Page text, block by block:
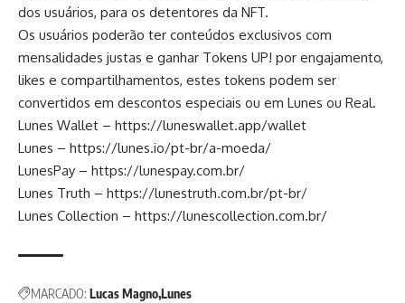
dos usuários, para os detentores da NFT.
Os usuários poderão ter conteúdos exclusivos com
mensalidades justas e ganhar Tokens UP! por engajamento,
likes e compartilhamentos, estes tokens podem ser
convertidos em descontos especiais ou em Lunes ou Real.
Lunes Wallet – https://luneswallet.app/wallet
Lunes – https://lunes.io/pt-br/a-moeda/
LunesPay – https://lunespay.com.br/
Lunes Truth – https://lunestruth.com.br/pt-br/
Lunes Collection – https://lunescollection.com.br/
MARCADO: Lucas MagnoLunes